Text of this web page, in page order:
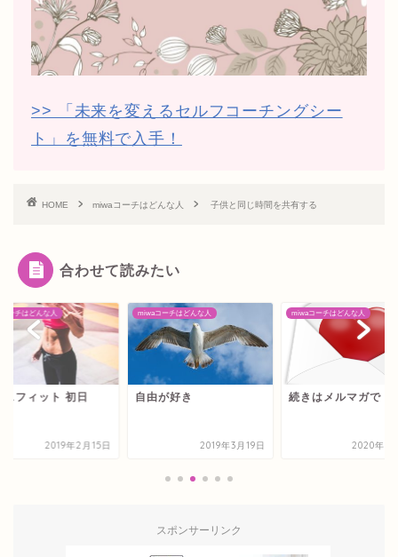
>> 「未来を変えるセルフコーチングシー
ト」を無料で入手！
HOME miwaコーチはどんな人 子供と同じ時間を共有する
合わせて読みたい
ーチはどんな人
スフィット 初日
2019年2月15日
miwaコーチはどんな人
自由が好き
2019年3月19日
miwaコーチはどんな人
続きはメルマガで
2020年3
スポンサーリンク